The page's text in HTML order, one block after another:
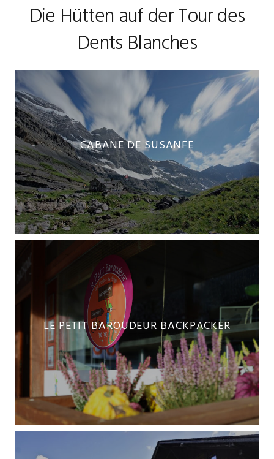
Die Hütten auf der Tour des
Dents Blanches
CABANE DE SUSANFE
LE PETIT BAROUDEUR BACKPACKER